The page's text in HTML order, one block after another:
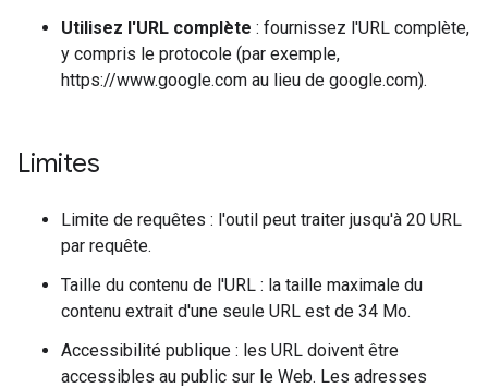
Utilisez l'URL complète : fournissez l'URL complète,
y compris le protocole (par exemple,
https://www.google.com au lieu de google.com).
Limites
Limite de requêtes : l'outil peut traiter jusqu'à 20 URL
par requête.
Taille du contenu de l'URL : la taille maximale du
contenu extrait d'une seule URL est de 34 Mo.
Accessibilité publique : les URL doivent être
accessibles au public sur le Web. Les adresses